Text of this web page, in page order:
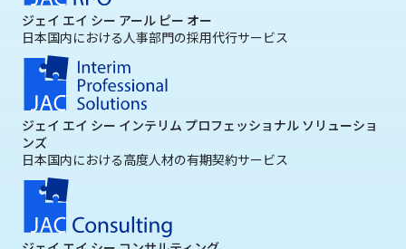
ジェイ エイ シー アール ピー オー
日本国内における人事部門の採用代行サービス
ジェイ エイ シー インテリム プロフェッショナル ソリューショ
ンズ
日本国内における高度人材の有期契約サービス